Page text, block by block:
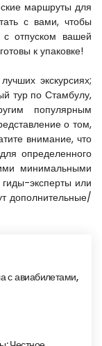
с вами, чтобы
отпуском вашей
к упаковке!
тур по Стамбулу,
популярным
о том,
внимание, что
определенного
минимальными
эксперты или
дополнительные/
с авиабилетами,